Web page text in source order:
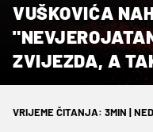
VUŠKOVIĆA
ZVIJEZDA, A
VRIJEME ČITANJA: 3MIN |